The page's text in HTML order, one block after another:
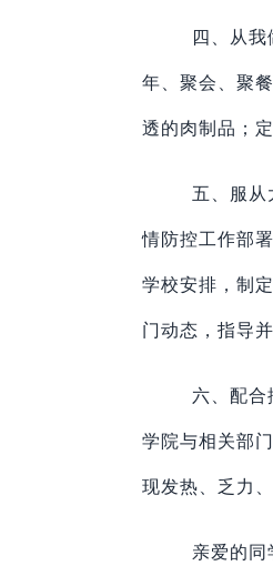
四、从
年、聚会、聚
透的肉制品；
五、服从
情防控工作部
学校安排，制
门动态，指导
六、配合
学院与相关部
现发热、乏力
亲爱的